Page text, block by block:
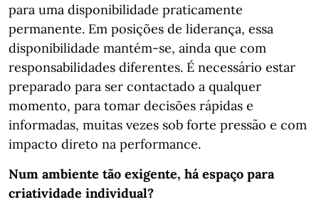
para uma disponibilidade praticamente
permanente. Em posições de liderança, essa
disponibilidade mantém-se, ainda que com
responsabilidades diferentes. É necessário estar
preparado para ser contactado a qualquer
momento, para tomar decisões rápidas e
informadas, muitas vezes sob forte pressão e com
impacto direto na performance.
Num ambiente tão exigente, há espaço para
criatividade individual?